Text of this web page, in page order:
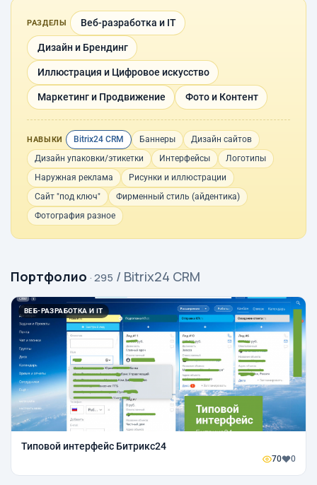
РАЗДЕЛЫ Веб-разработка и IT
Дизайн и Брендинг
Иллюстрация и Цифровое искусство
Маркетинг и Продвижение Фото и Контент
НАВЫКИ Bitrix24 CRM Баннеры
Дизайн сайтов
Дизайн упаковки/этикетки
Интерфейсы
Логотипы
Наружная реклама
Рисунки и иллюстрации
Сайт "под ключ"
Фирменный стиль (айдентика)
Фотография разное
Портфолио · 295 / Bitrix24 CRM
ВЕБ-РАЗРАБОТКА И IT
Типовой интерфейс Битрикс24
70 0